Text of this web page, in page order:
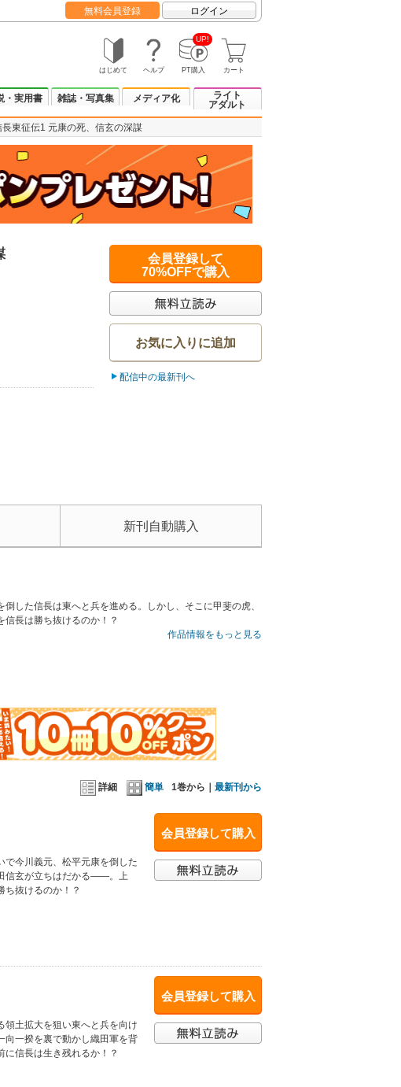
無料会員登録 ログイン
はじめて ヘルプ
UP!
PT購入 カート
・実用書 雑誌・写真集 メディア化
ライト
アダルト
長東征伝1 元康の死、信玄の深謀
会員登録して
70%OFFで購入
お気に入りに追加
配信中の最新刊へ
新刊自動購入
した信長は東へと兵を進める。しかし、そこに甲斐の虎、
長は勝ち抜けるのか！？
作品情報をもっと見る
詳細 簡単 1巻から｜ 最新刊から
会員登録して購入
で今川義元、松平元康を倒した
信玄が立ちはだかる――。上
ち抜けるのか！？
会員登録して購入
領土拡大を狙い東へと兵を向け
向一揆を裏で動かし織田軍を背
信長は生き残れるか！？